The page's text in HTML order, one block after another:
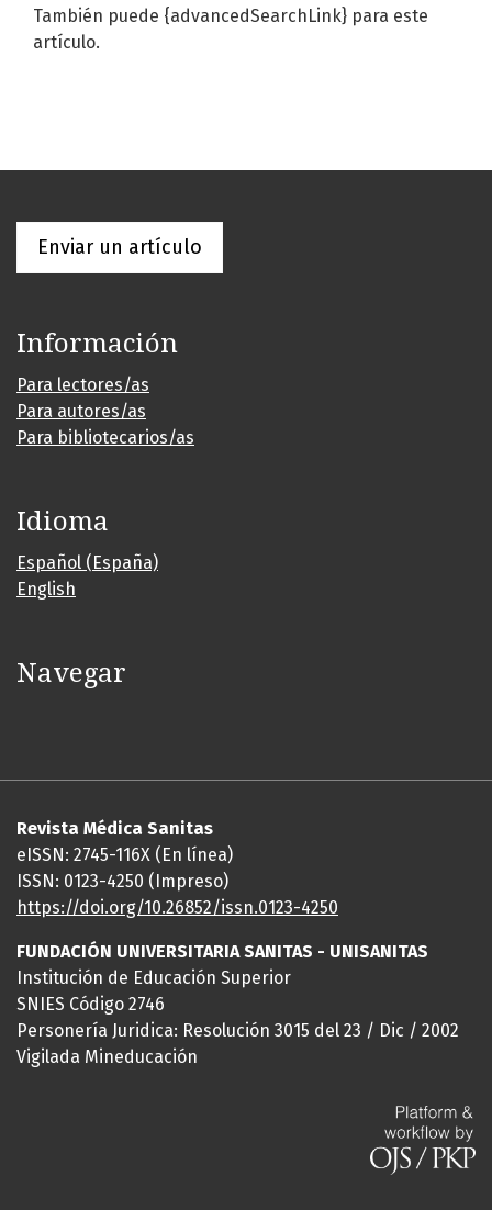
También puede {advancedSearchLink} para este
artículo.
Enviar un artículo
Información
Para lectores/as
Para autores/as
Para bibliotecarios/as
Idioma
Español (España)
English
Navegar
Revista Médica Sanitas
eISSN: 2745-116X (En línea)
ISSN: 0123-4250 (Impreso)
https://doi.org/10.26852/issn.0123-4250
FUNDACIÓN UNIVERSITARIA SANITAS - UNISANITAS
Institución de Educación Superior
SNIES Código 2746
Personería Juridica: Resolución 3015 del 23 / Dic / 2002
Vigilada Mineducación